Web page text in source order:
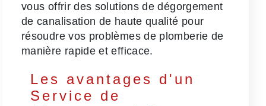
vous offrir des solutions de dégorgement
de canalisation de haute qualité pour
résoudre vos problèmes de plomberie de
manière rapide et efficace.
Les avantages d'un
Service de